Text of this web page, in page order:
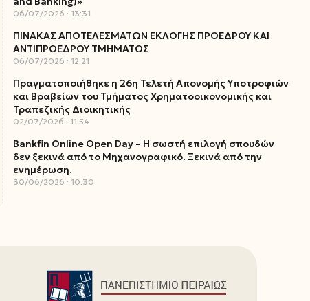
06/07/2026 13:31
ΠΙΝΑΚΑΣ ΑΠΟΤΕΛΕΣΜΑΤΩΝ ΕΚΛΟΓΗΣ ΠΡΟΕΔΡΟΥ ΚΑΙ
ΑΝΤΙΠΡΟΕΔΡΟΥ ΤΜΗΜΑΤΟΣ
06/07/2026 12:21
Πραγματοποιήθηκε η 26η Τελετή Απονομής Υποτροφιών
και Βραβείων του Τμήματος Χρηματοοικονομικής και
Τραπεζικής Διοικητικής
02/07/2026 11:54
Bankfin Online Open Day – Η σωστή επιλογή σπουδών
δεν ξεκινά από το Μηχανογραφικό. Ξεκινά από την
ενημέρωση.
30/06/2026 10:30